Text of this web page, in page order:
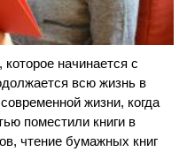
начинается с
всю жизнь в
жизни, когда
поместили книги в
чтение бумажных книг